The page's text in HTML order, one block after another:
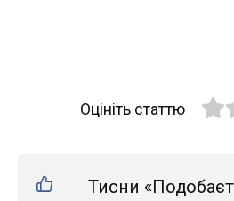
Оцініть статтю
Тисни